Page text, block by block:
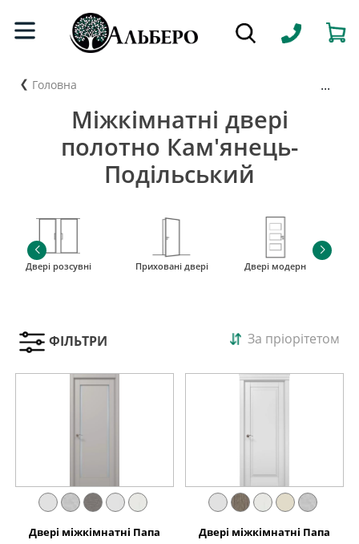
Головна ...
Міжкімнатні двері
полотно Кам'янець-
Подільський
Двері розсувні Приховані двері Двері модерн
ФІЛЬТРИ За пріорітетом
Двері міжкімнатні Папа
Двері міжкімнатні Папа